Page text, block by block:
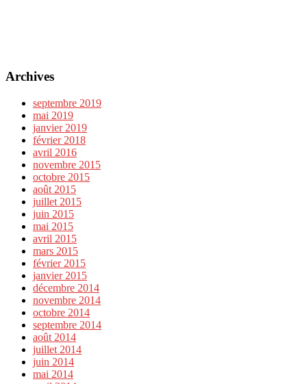
Archives
septembre 2019
mai 2019
janvier 2019
février 2018
avril 2016
novembre 2015
octobre 2015
août 2015
juillet 2015
juin 2015
mai 2015
avril 2015
mars 2015
février 2015
janvier 2015
décembre 2014
novembre 2014
octobre 2014
septembre 2014
août 2014
juillet 2014
juin 2014
mai 2014